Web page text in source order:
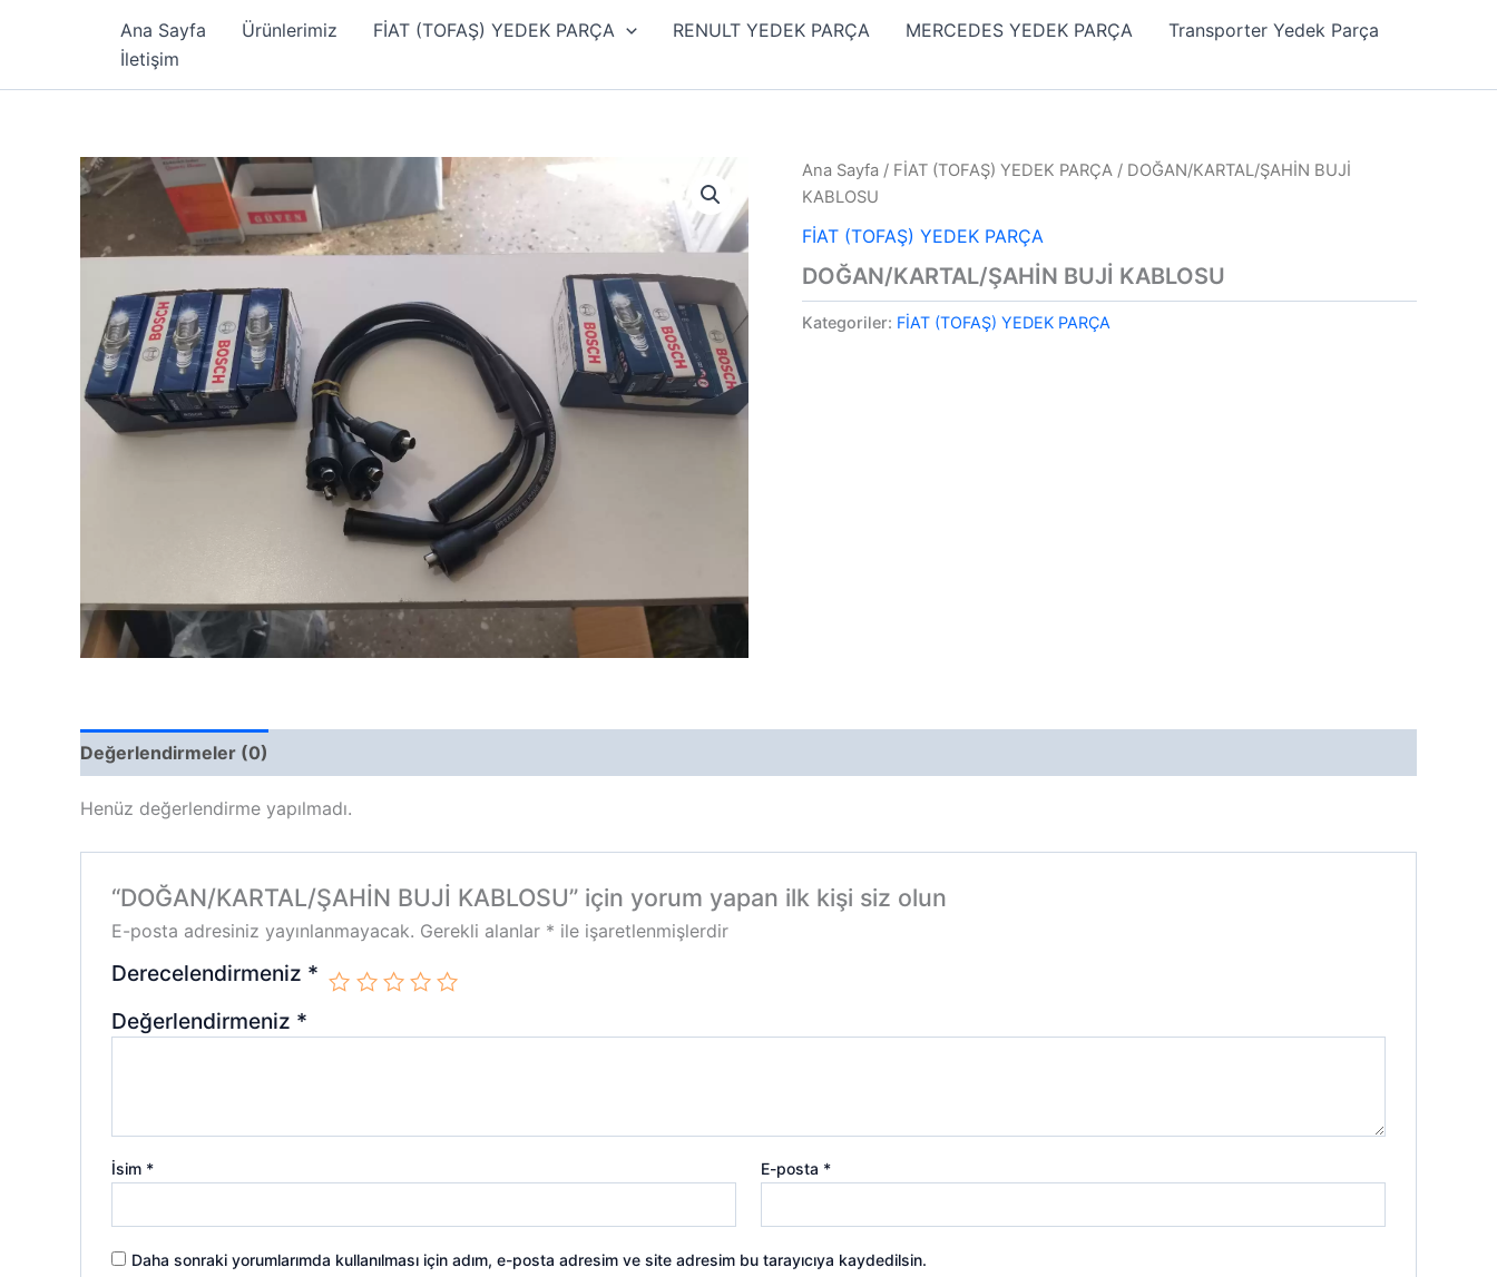
Ana Sayfa Ürünlerimiz FİAT (TOFAŞ) YEDEK PARÇA RENULT YEDEK PARÇA MERCEDES YEDEK PARÇA
Transporter Yedek Parça
İletişim
Ana Sayfa / FİAT (TOFAŞ) YEDEK PARÇA / DOĞAN/KARTAL/ŞAHİN BUJİ
KABLOSU
FİAT (TOFAŞ) YEDEK PARÇA
DOĞAN/KARTAL/ŞAHİN BUJİ KABLOSU
Kategoriler: FİAT (TOFAŞ) YEDEK PARÇA
Değerlendirmeler (0)
Henüz değerlendirme yapılmadı.
“DOĞAN/KARTAL/ŞAHİN BUJİ KABLOSU” için yorum yapan ilk kişi siz olun
E-posta adresiniz yayınlanmayacak. Gerekli alanlar * ile işaretlenmişlerdir
Derecelendirmeniz *
Değerlendirmeniz *
İsim * E-posta *
Daha sonraki yorumlarımda kullanılması için adım, e-posta adresim ve site adresim bu tarayıcıya kaydedilsin.